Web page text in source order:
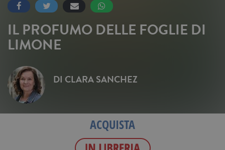
IL PROFUMO DELLE FOGLIE DI
LIMONE
DI CLARA SANCHEZ
ACQUISTA